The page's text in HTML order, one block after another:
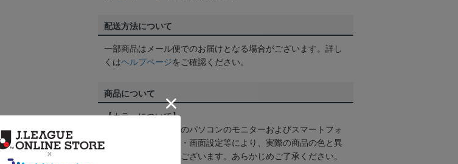
配送方法について
一部商品はメール便でのお届けとなる場合がございます。詳し
くはヘルプページをご確認ください。
商品について
【カラーについて】
商品画像は、お使いのパソコンのモニターおよびスマートフォ
ンのメーカー・機種・画面設定等により、実際の商品の色と異
なって見える場合がございます。あらかじめご了承ください。